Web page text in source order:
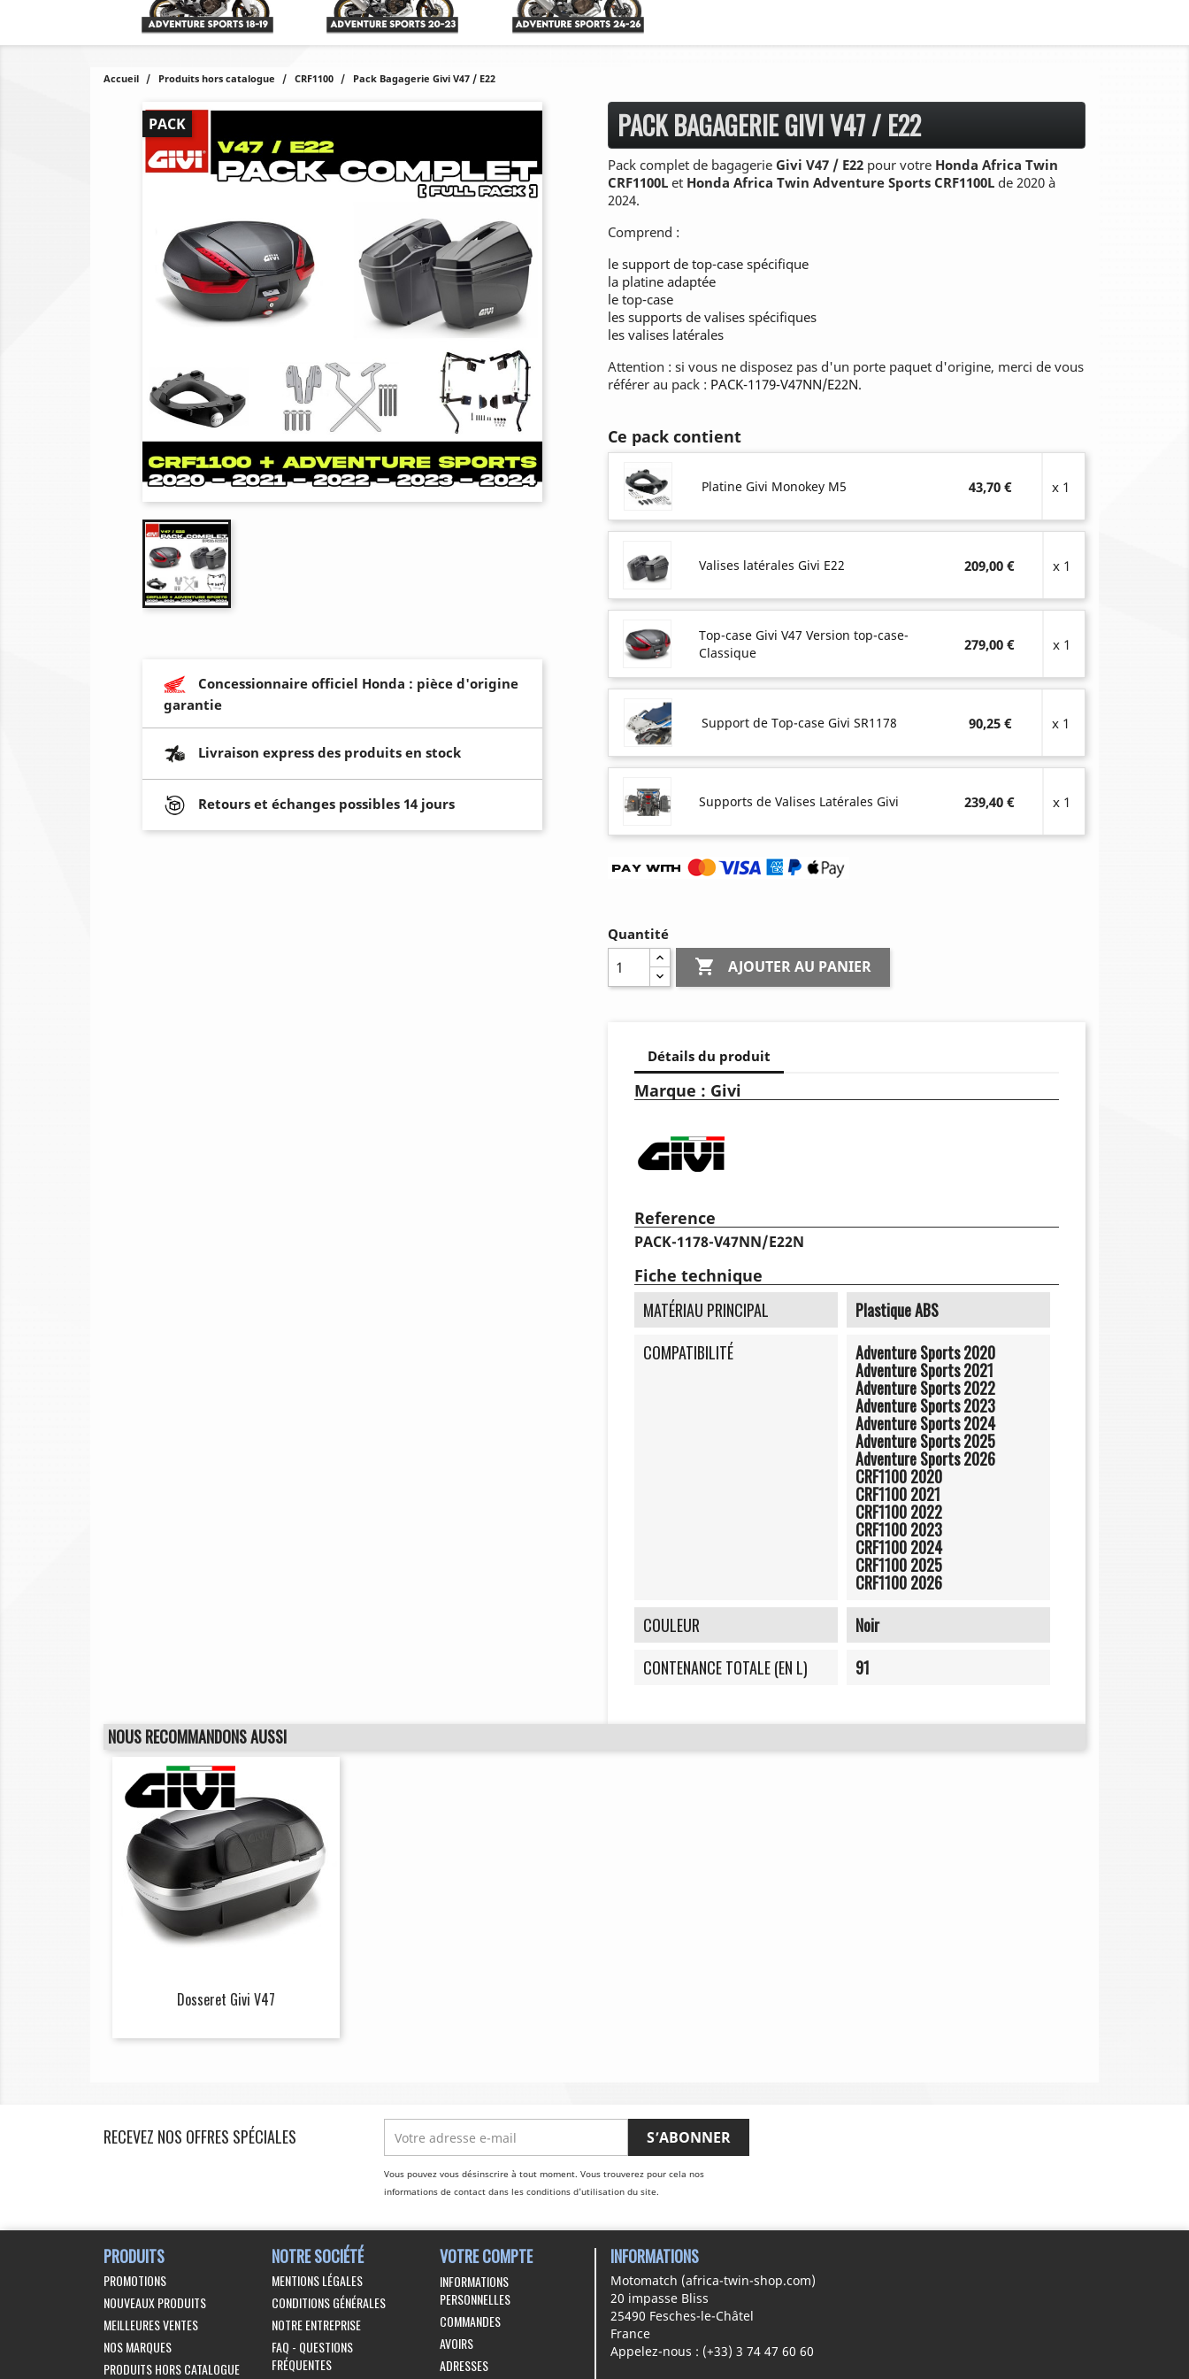
Accueil Produits hors catalogue CRF1100 Pack Bagagerie Givi V47 / E22
PACK
Concessionnaire officiel Honda : pièce d'origine
garantie
Livraison express des produits en stock
Retours et échanges possibles 14 jours
PACK BAGAGERIE GIVI V47 / E22
Pack complet de bagagerie Givi V47 / E22 pour votre Honda Africa Twin
CRF1100L et Honda Africa Twin Adventure Sports CRF1100L de 2020 à
2024.
Comprend :
le support de top-case spécifique
la platine adaptée
le top-case
les supports de valises spécifiques
les valises latérales
Attention : si vous ne disposez pas d'un porte paquet d'origine, merci de vous
référer au pack : PACK-1179-V47NN/E22N.
Ce pack contient
Platine Givi Monokey M5 43,70 € x 1
Valises latérales Givi E22 209,00 € x 1
Top-case Givi V47 Version top-case-
Classique
279,00 € x 1
Support de Top-case Givi SR1178 90,25 € x 1
Supports de Valises Latérales Givi 239,40 € x 1
Quantité
 AJOUTER AU PANIER
Détails du produit
Marque : Givi
Reference
PACK-1178-V47NN/E22N
Fiche technique
MATÉRIAU PRINCIPAL
Plastique ABS
COMPATIBILITÉ
Adventure Sports 2020
Adventure Sports 2021
Adventure Sports 2022
Adventure Sports 2023
Adventure Sports 2024
Adventure Sports 2025
Adventure Sports 2026
CRF1100 2020
CRF1100 2021
CRF1100 2022
CRF1100 2023
CRF1100 2024
CRF1100 2025
CRF1100 2026
COULEUR
Noir
CONTENANCE TOTALE (EN L)
91
NOUS RECOMMANDONS AUSSI
Dosseret Givi V47
RECEVEZ NOS OFFRES SPÉCIALES
Vous pouvez vous désinscrire à tout moment. Vous trouverez pour cela nos
informations de contact dans les conditions d'utilisation du site.
PRODUITS
PROMOTIONS
NOUVEAUX PRODUITS
MEILLEURES VENTES
NOS MARQUES
PRODUITS HORS CATALOGUE
NOTRE SOCIÉTÉ
MENTIONS LÉGALES
CONDITIONS GÉNÉRALES
NOTRE ENTREPRISE
FAQ - QUESTIONS
FRÉQUENTES
VOTRE COMPTE
INFORMATIONS
PERSONNELLES
COMMANDES
AVOIRS
ADRESSES
INFORMATIONS
Motomatch (africa-twin-shop.com)
20 impasse Bliss
25490 Fesches-le-Châtel
France
Appelez-nous : (+33) 3 74 47 60 60